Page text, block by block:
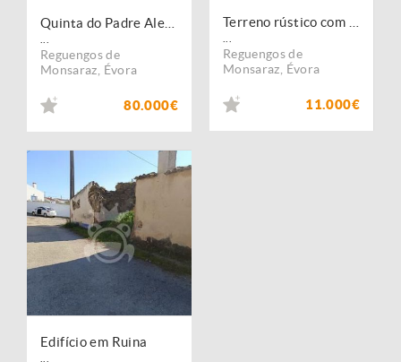
Reguengos de
Monsaraz Évora
80.000€
Reguengos de
Monsaraz Évora
11.000€
Edifício em Ruina